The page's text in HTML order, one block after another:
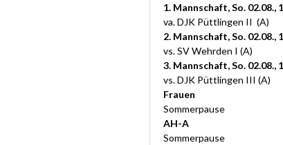
1. Mannschaft, So. 02.08.,
va. DJK Püttlingen II (A)
2. Mannschaft, So. 02.08.,
vs. SV Wehrden I (A)
3. Mannschaft, So. 02.08.,
vs. DJK Püttlingen III (A)
Frauen
Sommerpause
AH-A
Sommerpause